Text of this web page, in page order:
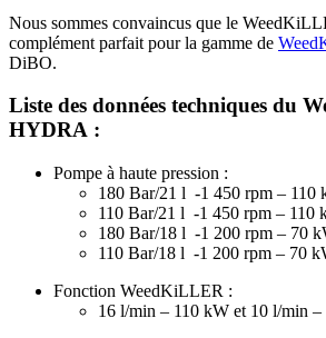
Nous sommes convaincus que le
complément parfait pour la gamme de
DiBO.
Liste des données techniques du
HYDRA :
Pompe à haute pression :
180 Bar/21 l -1 450 rpm – 110
110 Bar/21 l -1 450 rpm – 110
180 Bar/18 l -1 200 rpm – 70
110 Bar/18 l -1 200 rpm – 70
Fonction WeedKiLLER :
16 l/min – 110 kW et 10 l/min